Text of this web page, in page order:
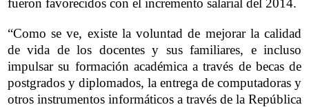
“Como se ve, existe la voluntad de mejorar la calidad
de vida de los docentes y sus familiares, e incluso
impulsar su formación académica a través de becas de
postgrados y diplomados, la entrega de computadoras y
otros instrumentos informáticos a través de la República